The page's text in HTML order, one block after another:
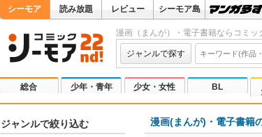
シーモア 読み放題 レビュー シーモア島
漫画（まんが）・電子書籍ならコミッ
ジャンルで探す
総合 少年・青年 少女・女性 BL
ジャンルで絞り込む 漫画(まんが)・電子書籍